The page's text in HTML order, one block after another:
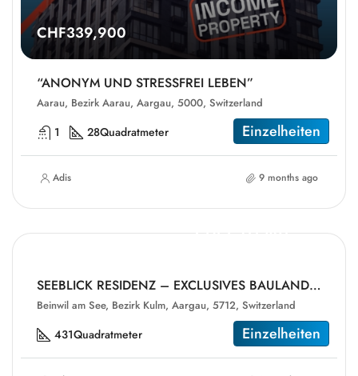
CHF339,900
“ANONYM UND STRESSFREI LEBEN”
Aarau, Bezirk Aarau, Aargau, 5000, Switzerland
1 28Quadratmeter Einzelheiten
Adis 9 months ago
CHF1,311,821
SEEBLICK RESIDENZ – EXCLUSIVES BAULAND ODER RENOVATIONSPROJEKT
Beinwil am See, Bezirk Kulm, Aargau, 5712, Switzerland
431Quadratmeter Einzelheiten